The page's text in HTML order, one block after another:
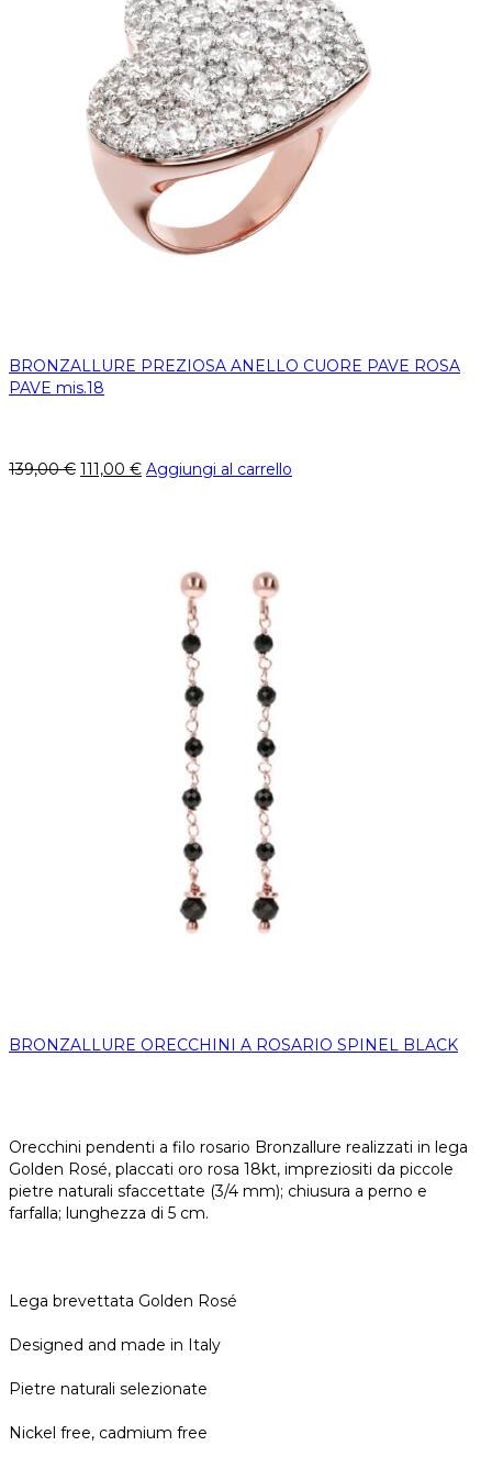
BRONZALLURE PREZIOSA ANELLO CUORE PAVE ROSA
PAVE mis.18
139,00€ 111,00 € Aggiungi al carrello
BRONZALLURE ORECCHINI A ROSARIO SPINEL BLACK
Orecchini pendenti a filo rosario Bronzallure realizzati in lega
Golden Rosé, placcati oro rosa 18kt, impreziositi da piccole
pietre naturali sfaccettate (3/4 mm); chiusura a perno e
farfalla; lunghezza di 5 cm.
Lega brevettata Golden Rosé
Designed and made in Italy
Pietre naturali selezionate
Nickel free, cadmium free